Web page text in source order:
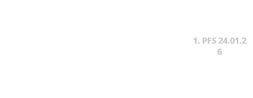
1. PFS 24.01.2
6